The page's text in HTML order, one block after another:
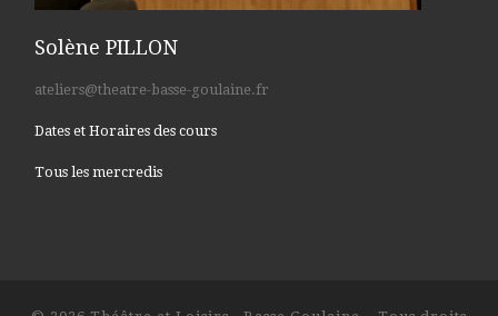
Solène PILLON
ateliers@theatre-basse-goulaine.fr
Dates et Horaires des cours
Tous les mercredis